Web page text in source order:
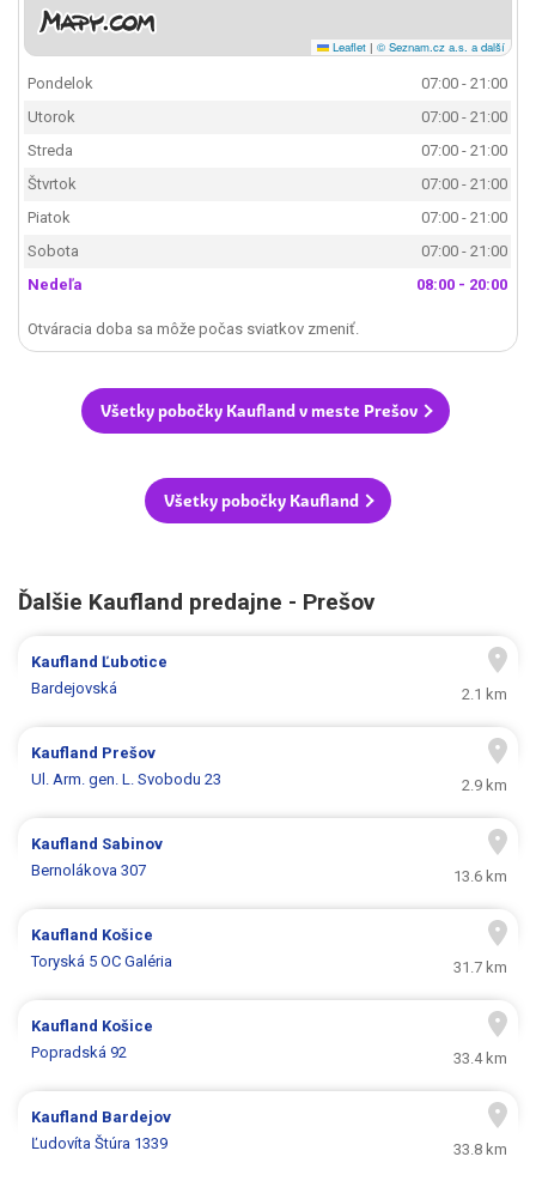
Leaflet | © Seznam.cz a.s. a další
Pondelok
07:00 - 21:00
Utorok
07:00 - 21:00
Streda
07:00 - 21:00
Štvrtok
07:00 - 21:00
Piatok
07:00 - 21:00
Sobota
07:00 - 21:00
Nedeľa
08:00 - 20:00
Otváracia doba sa môže počas sviatkov zmeniť.
Všetky pobočky Kaufland v meste Prešov
Všetky pobočky Kaufland
Ďalšie Kaufland predajne - Prešov
KauflandĽubotice
Bardejovská
2.1 km
Kaufland Prešov
Ul. Arm. gen. L. Svobodu 23
2.9 km
Kaufland Sabinov
Bernolákova 307
13.6 km
Kaufland Košice
Toryská 5 OC Galéria
31.7 km
Kaufland Košice
Popradská 92
33.4 km
Kaufland Bardejov
Ľudovíta Štúra 1339
33.8 km